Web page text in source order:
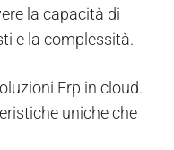
la capacità di
e la complessità.
Erp in cloud.
uniche che